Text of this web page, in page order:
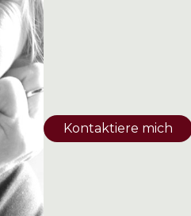
Kontaktiere mich